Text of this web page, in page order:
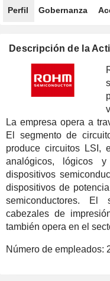
Perfil Gobernanza
Descripción de la
La empresa opera a
El segmento de
produce circuitos LSI,
analógicos, lógicos
dispositivos
dispositivos de
semiconductores. El
cabezales de
también opera en el
Número de empleados: